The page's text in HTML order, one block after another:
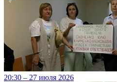
20:30 – 27 июля 2026